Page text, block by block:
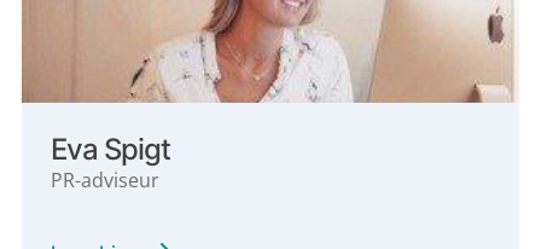
Eva Spigt
PR-adviseur